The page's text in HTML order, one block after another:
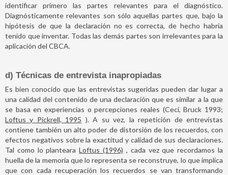
identificar primero las partes relevantes para el diagnóstico.
Diagnósticamente relevantes son sólo aquellas partes que, bajo la
hipótesis de que la declaración no es correcta, de hecho habría
tenido que inventar. Todas las demás partes son irrelevantes para la
aplicación del CBCA.
d) Técnicas de entrevista inapropiadas
Es bien conocido que las entrevistas sugeridas pueden dar lugar a
una calidad del contenido de una declaración que es similar a la que
se basa en experiencias o percepciones reales (Ceci, Bruck 1993;
Loftus y Pickrell, 1995 ). A su vez, la repetición de entrevistas
contiene también un alto poder de distorsión de los recuerdos, con
efectos negativos sobre la exactitud y calidad de sus declaraciones.
Tal como lo plantearaLoftus (1996) , cada vez que recordamos la
huella de la memoria que lo representa se reconstruye, lo que implica
que con cada recuperación los recuerdos se van transformando